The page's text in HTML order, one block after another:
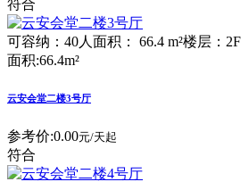
符合
可容纳：40人 面积： 66.4 m²楼层：2F
面积:66.4m²
云安会堂二楼3号厅
参考价:0.00元/天起
符合